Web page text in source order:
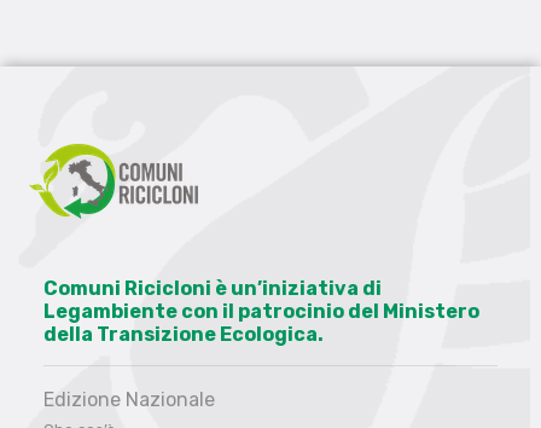
Comuni Ricicloni è un’iniziativa di
Legambiente con il patrocinio del Ministero
della Transizione Ecologica.
Edizione Nazionale